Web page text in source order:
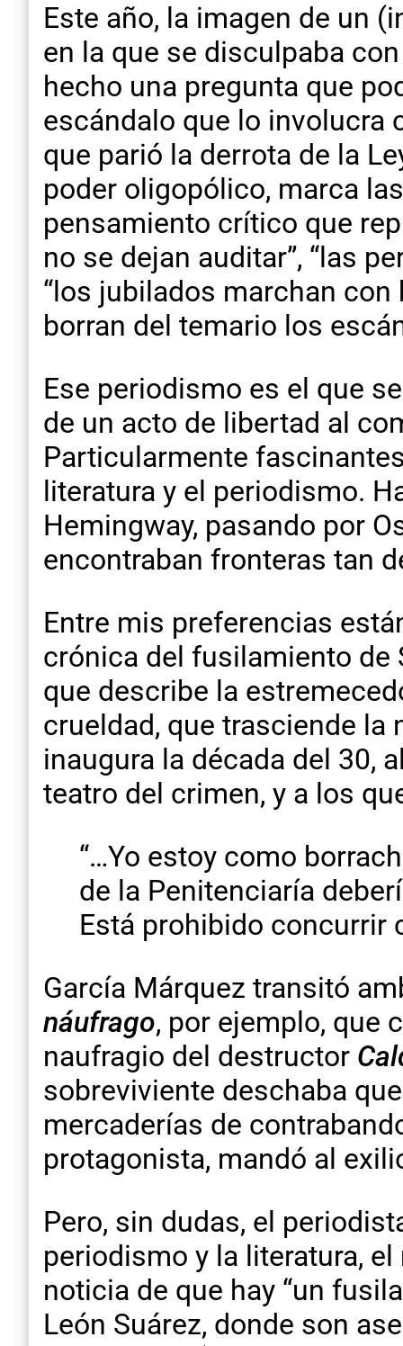
Este año, la imagen de un
en la que se disculpaba
hecho una pregunta que
escándalo que lo involucra
que parió la derrota de la
poder oligopólico, marca
pensamiento crítico que
no se dejan auditar”, “las
“los jubilados marchan con
borran del temario los
Ese periodismo es el que
de un acto de libertad al
Particularmente
literatura y el periodismo.
Hemingway, pasando por
encontraban fronteras tan
Entre mis preferencias
crónica del fusilamiento de
que describe la
crueldad, que trasciende
inaugura la década del 30,
teatro del crimen, y a los
“…Yo estoy como
de la Penitenciaría
Está prohibido concurrir
García Márquez transitó
náufrago, por ejemplo, que
naufragio del destructor
sobreviviente deschaba
mercaderías de
protagonista, mandó al
Pero, sin dudas, el
periodismo y la literatura,
noticia de que hay “un
León Suárez, donde son